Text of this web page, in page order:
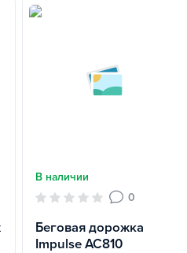
В наличии
0
Беговая дорожка
Impulse AC810